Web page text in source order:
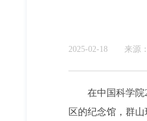
2025-02-18 来源：
在中国科学
区的纪念馆，群